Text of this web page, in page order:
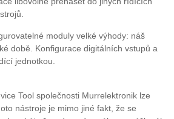
moduly velké výhody: náš
době. Konfigurace digitálních vstupů a
jednotkou.
Tool společnosti Murrelektronik lze
nástroje je mimo jiné fakt, že se